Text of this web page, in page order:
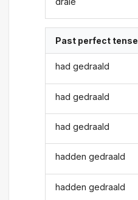
Past perfect tense
had gedraald
had gedraald
had gedraald
hadden gedraald
hadden gedraald